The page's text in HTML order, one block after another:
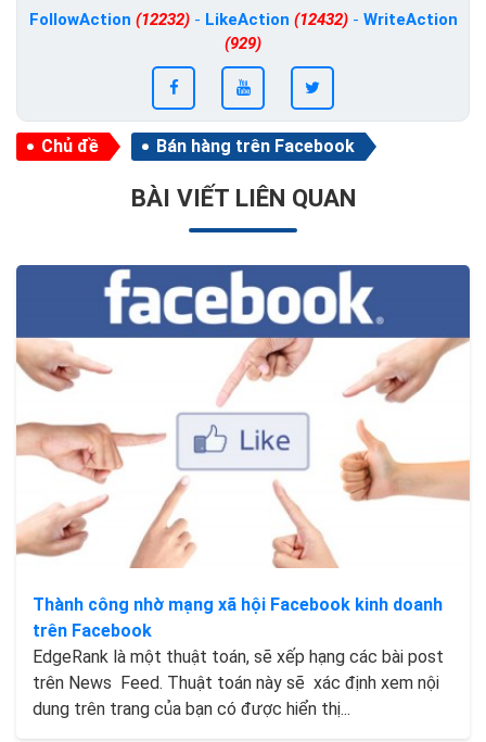
FollowAction (12232)- LikeAction (12432)- WriteAction
(929)
Chủ đề Bán hàng trên Facebook
BÀI VIẾT LIÊN QUAN
Thành công nhờ mạng xã hội Facebook kinh doanh
trên Facebook
EdgeRank là một thuật toán, sẽ xếp hạng các bài post
trên News Feed. Thuật toán này sẽ xác định xem nội
dung trên trang của bạn có được hiển thị...